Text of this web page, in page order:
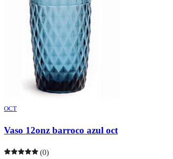
OCT
Vaso 12onz barroco azul oct
(0)